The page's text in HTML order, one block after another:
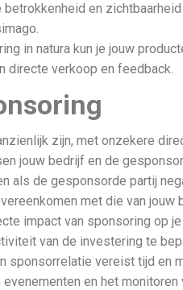
en
in natura kun je jouw
directe verkoop en feedback.
zijn, met onzekere
jouw bedrijf en de
als de gesponsorde partij
met die van jouw
impact van sponsoring op
van de investering te
sponsorrelatie vereist tijd en
en het monitoren